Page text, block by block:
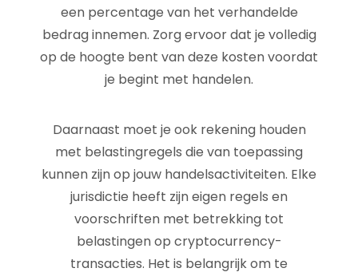
een percentage van het verhandelde
bedrag innemen. Zorg ervoor dat je volledig
op de hoogte bent van deze kosten voordat
je begint met handelen.
Daarnaast moet je ook rekening houden
met belastingregels die van toepassing
kunnen zijn op jouw handelsactiviteiten. Elke
jurisdictie heeft zijn eigen regels en
voorschriften met betrekking tot
belastingen op cryptocurrency-
transacties. Het is belangrijk om te